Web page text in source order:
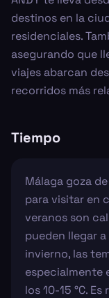
destinos en la
residenciales.
asegurando que
viajes abarcan
recorridos más
Tiempo
Málaga goza
para visitar en
veranos son
pueden llegar a
invierno, las
especialmente
los 10-15 °C.